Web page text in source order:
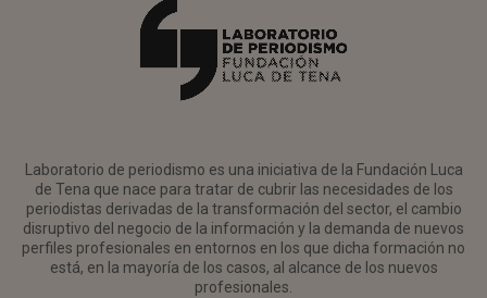
Laboratorio de periodismo es una iniciativa de la Fundación Luca
de Tena que nace para tratar de cubrir las necesidades de los
periodistas derivadas de la transformación del sector, el cambio
disruptivo del negocio de la información y la demanda de nuevos
perfiles profesionales en entornos en los que dicha formación no
está, en la mayoría de los casos, al alcance de los nuevos
profesionales.